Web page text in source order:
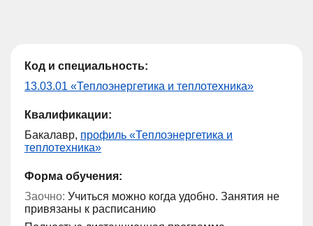
Код и специальность:
13.03.01 «Теплоэнергетика и теплотехника»
Квалификации:
Бакалавр, профиль «Теплоэнергетика и
теплотехника»
Форма обучения:
Заочно: Учиться можно когда удобно. Занятия не
привязаны к расписанию